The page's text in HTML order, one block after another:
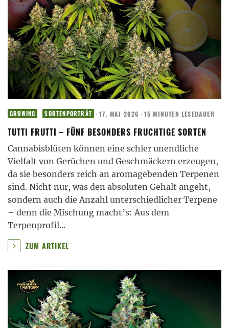
GROWING SORTENPORTRÄT · 17. MAI 2026 · 15 MINUTEN LESEDAUER
TUTTI FRUTTI – FÜNF BESONDERS FRUCHTIGE SORTEN
Cannabisblüten können eine schier unendliche
Vielfalt von Gerüchen und Geschmäckern erzeugen,
da sie besonders reich an aromagebenden Terpenen
sind. Nicht nur, was den absoluten Gehalt angeht,
sondern auch die Anzahl unterschiedlicher Terpene
– denn die Mischung macht’s: Aus dem
Terpenprofil...
ZUM ARTIKEL